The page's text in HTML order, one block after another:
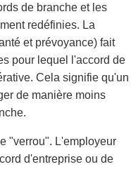
de branche et les
redéfinies. La
et prévoyance) fait
pour lequel l'accord de
Cela signifie qu'un
de manière moins
"verrou". L'employeur
d'entreprise ou de